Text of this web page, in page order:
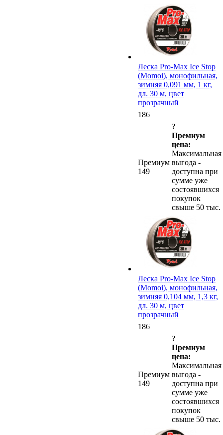
Леска Pro-Max Ice Stop
(Momoi), монофильная,
зимняя 0,091 мм, 1 кг,
дл. 30 м, цвет
прозрачный
186
Премиум
149
?
Премиум
цена:
Максимальная
выгода -
доступна при
сумме уже
состоявшихся
покупок
свыше 50 тыс.
Леска Pro-Max Ice Stop
(Momoi), монофильная,
зимняя 0,104 мм, 1,3 кг,
дл. 30 м, цвет
прозрачный
186
Премиум
149
?
Премиум
цена:
Максимальная
выгода -
доступна при
сумме уже
состоявшихся
покупок
свыше 50 тыс.